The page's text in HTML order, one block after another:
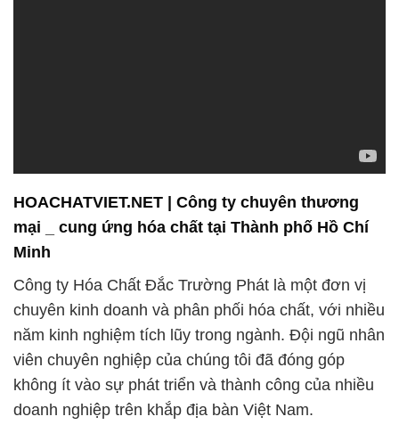
HOACHATVIET.NET | Công ty chuyên thương
mại _ cung ứng hóa chất tại Thành phố Hồ Chí
Minh
Công ty Hóa Chất Đắc Trường Phát là một đơn vị
chuyên kinh doanh và phân phối hóa chất, với nhiều
năm kinh nghiệm tích lũy trong ngành. Đội ngũ nhân
viên chuyên nghiệp của chúng tôi đã đóng góp
không ít vào sự phát triển và thành công của nhiều
doanh nghiệp trên khắp địa bàn Việt Nam.